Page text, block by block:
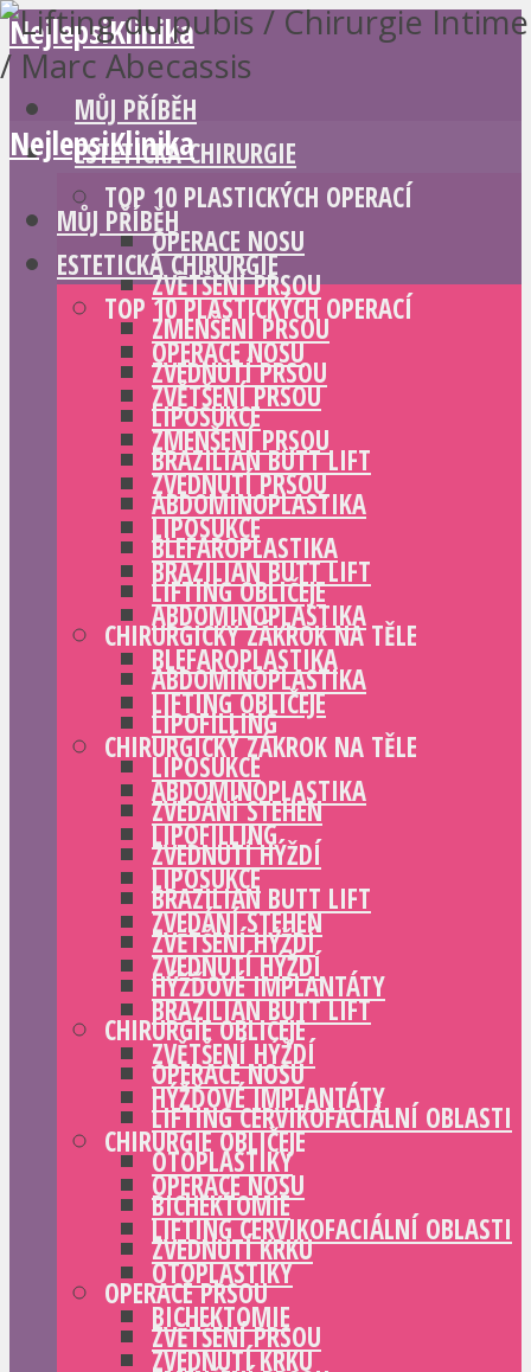
NejlepsiKlinika
MŮJ PŘÍBĚH
ESTETICKÁ CHIRURGIE
TOP 10 PLASTICKÝCH OPERACÍ
OPERACE NOSU
ZVĚTŠENÍ PRSOU
ZMENŠENÍ PRSOU
ZVEDNUTÍ PRSOU
LIPOSUKCE
BRAZILIAN BUTT LIFT
ABDOMINOPLASTIKA
BLEFAROPLASTIKA
LIFTING OBLIČEJE
CHIRURGICKÝ ZÁKROK NA TĚLE
ABDOMINOPLASTIKA
LIPOFILLING
LIPOSUKCE
ZVEDÁNÍ STEHEN
ZVEDNUTÍ HÝŽDÍ
BRAZILIAN BUTT LIFT
ZVĚTŠENÍ HÝŽDÍ
HÝŽĎOVÉ IMPLANTÁTY
CHIRURGIE OBLIČEJE
OPERACE NOSU
LIFTING CERVIKOFACIÁLNÍ OBLASTI
OTOPLASTIKY
BICHEKTOMIE
ZVEDNUTÍ KRKU
OPERACE PRSOU
ZVĚTŠENÍ PRSOU
NejlepsiKlinika
MŮJ PŘÍBĚH
ESTETICKÁ CHIRURGIE
TOP 10 PLASTICKÝCH OPERACÍ
OPERACE NOSU
ZVĚTŠENÍ PRSOU
ZMENŠENÍ PRSOU
ZVEDNUTÍ PRSOU
LIPOSUKCE
BRAZILIAN BUTT LIFT
ABDOMINOPLASTIKA
BLEFAROPLASTIKA
LIFTING OBLIČEJE
CHIRURGICKÝ ZÁKROK NA TĚLE
ABDOMINOPLASTIKA
LIPOFILLING
LIPOSUKCE
ZVEDÁNÍ STEHEN
ZVEDNUTÍ HÝŽDÍ
BRAZILIAN BUTT LIFT
ZVĚTŠENÍ HÝŽDÍ
HÝŽĎOVÉ IMPLANTÁTY
CHIRURGIE OBLIČEJE
OPERACE NOSU
LIFTING CERVIKOFACIÁLNÍ OBLASTI
OTOPLASTIKY
BICHEKTOMIE
ZVEDNUTÍ KRKU